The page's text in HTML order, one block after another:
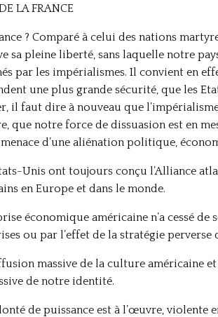
LA FRANCE
? Comparé à celui des nations
sa pleine liberté, sans laquelle notre
par les impérialismes. Il convient en
une plus grande sécurité, que les
il faut dire à nouveau que
que notre force de dissuasion est en
d’une aliénation politique,
Unis ont toujours conçu l’Alliance
en Europe et dans le monde.
économique américaine n’a cessé
ou par l’effet de la stratégie perverse
massive de la culture américaine
de notre identité.
de puissance est à l’œuvre,